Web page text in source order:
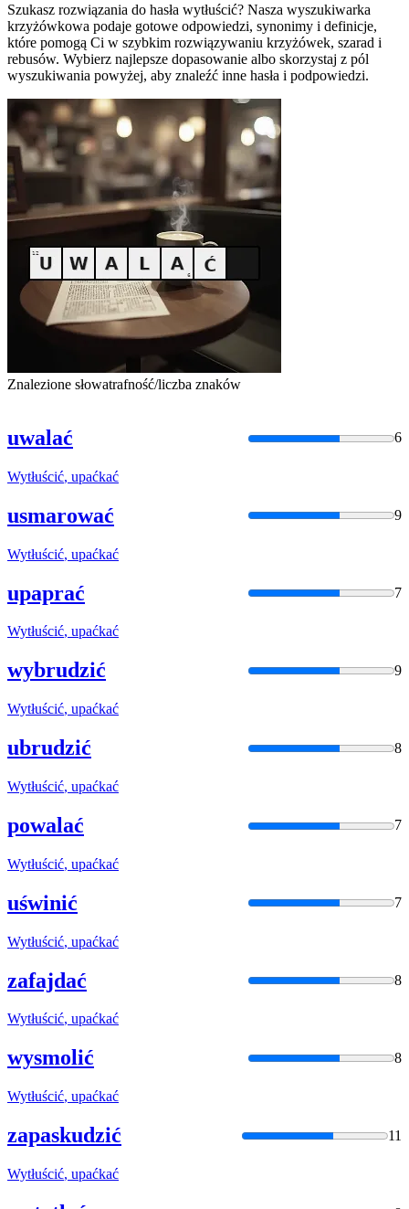
Szukasz rozwiązania do hasła wytłuścić? Nasza wyszukiwarka
krzyżówkowa podaje gotowe odpowiedzi, synonimy i definicje,
które pomogą Ci w szybkim rozwiązywaniu krzyżówek, szarad i
rebusów. Wybierz najlepsze dopasowanie albo skorzystaj z pól
wyszukiwania powyżej, aby znaleźć inne hasła i podpowiedzi.
Znalezione słowatrafność/liczba znaków
uwalać 6
Wytłuścić, upaćkać
usmarować 9
Wytłuścić, upaćkać
upaprać 7
Wytłuścić, upaćkać
wybrudzić 9
Wytłuścić, upaćkać
ubrudzić 8
Wytłuścić, upaćkać
powalać 7
Wytłuścić, upaćkać
uświnić 7
Wytłuścić, upaćkać
zafajdać 8
Wytłuścić, upaćkać
wysmolić 8
Wytłuścić, upaćkać
zapaskudzić 11
Wytłuścić, upaćkać